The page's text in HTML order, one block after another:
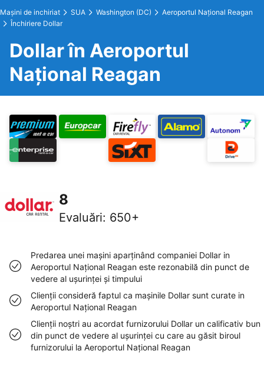
Maşini de inchiriat SUA Washington (DC)
Aeroportul Național Reagan
Închiriere Dollar
Dollar în Aeroportul
Național Reagan
8
Evaluări: 650+
Predarea unei maşini aparţinând companiei Dollar in
Aeroportul Național Reagan este rezonabilă din punct de
vedere al uşurinţei şi timpului
Clienţii consideră faptul ca maşinile Dollar sunt curate in
Aeroportul Național Reagan
Clienţii noştri au acordat furnizorului Dollar un calificativ bun
din punct de vedere al uşurinţei cu care au găsit biroul
furnizorului la Aeroportul Național Reagan